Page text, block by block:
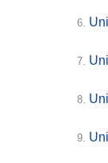
6.
7.
8.
9.